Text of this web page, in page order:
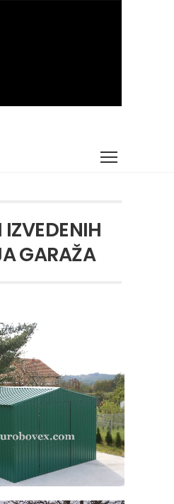
IZVEDENIH
GARAŽA